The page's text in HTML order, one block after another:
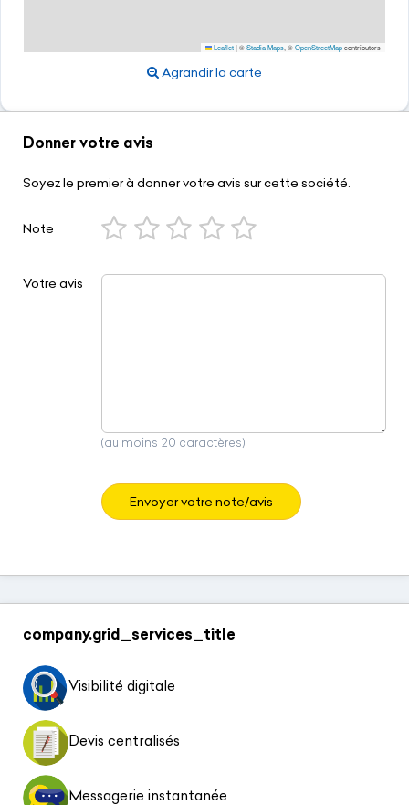
Leaflet|©Stadia Maps , ©OpenStreetMapcontributors
Agrandir la carte
Donner votre avis
Soyez le premier à donner votre avis sur cette société.
Note
Votre avis
(au moins 20 caractères)
Envoyer votre note/avis
company.grid_services_title
Visibilité digitale
Devis centralisés
Messagerie instantanée